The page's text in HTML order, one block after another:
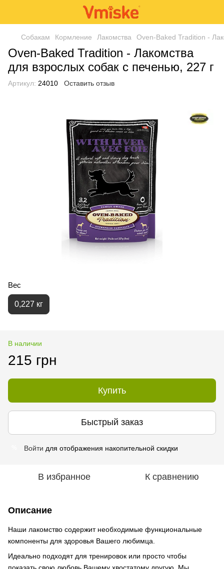
Собакам Кормление Лакомства Oven-Baked Tradition -
Oven-Baked Tradition - Лакомства
для взрослых собак с печенью, 227 г
Артикул: 24010 Оставить отзыв
Вес
0,227 кг
В наличии
215 грн
Купить
Быстрый заказ
Войти для отображения накопительной скидки
В избранное К сравнению
Описание
Наши лакомство содержит необходимые функциональные
компоненты для здоровья Вашего любимца.
Идеально подходят для тренировок или просто чтобы
показать свою любовь Вашему хвостатому другую. Мы